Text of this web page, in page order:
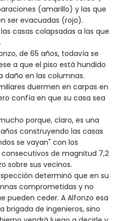
(amarillo) y las que
ser evacuadas (rojo).
casas colapsadas a las que
de 65 años, todavía se
a que el piso está hundido
daño en las columnas.
duermen en carpas en
confía en que su casa sea
porque, claro, es una
construyendo las casas
se vayan" con los
de magnitud 7,2
sobre sus vecinos.
determinó que en su
comprometidas y no
pueden ceder. A Alfonzo esa
brigada de ingenieros, sino